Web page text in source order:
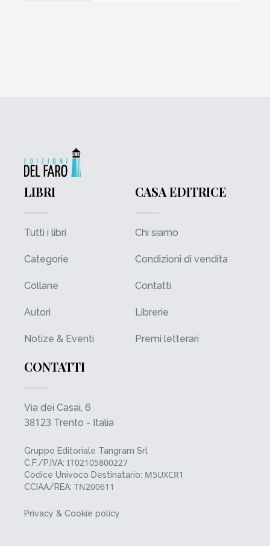
LIBRI
Tutti i libri
Categorie
Collane
Autori
Notize & Eventi
CASA EDITRICE
Chi siamo
Condizioni di vendita
Contatti
Librerie
Premi letterari
CONTATTI
Via dei Casai, 6
38123 Trento - Italia
Gruppo Editoriale Tangram Srl
C.F./P.IVA: IT02105800227
Codice Univoco Destinatario: M5UXCR1
CCIAA/REA: TN200611
Privacy & Cookie policy